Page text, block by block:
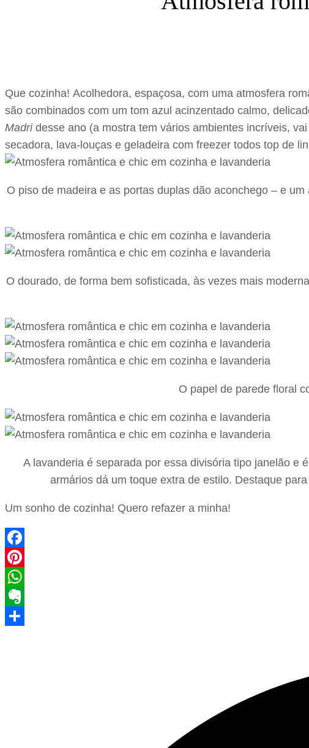
Que cozinha! Acolhedora, espaçosa, com uma atmosfera
são combinados com um tom azul acinzentado calmo,
Madridesse ano (a mostra tem vários ambientes incríveis,
secadora, lava-louças e geladeira com freezer todos top de
O piso de madeira e as portas duplas dão aconchego – e
O dourado, de forma bem sofisticada, às vezes mais
O papel de parede floral
A lavanderia é separada por essa divisória tipo janelão e
armários dá um toque extra de estilo. Destaque
Um sonho de cozinha! Quero refazer a minha!
Facebook
Pinterest
WhatsApp
Evernote